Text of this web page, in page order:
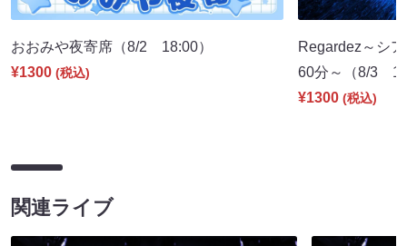
おおみや夜寄席（8/2 18:00）
¥1300 (税込)
Regardez～シ
60分～（8/3
¥1300 (税込)
関連ライブ